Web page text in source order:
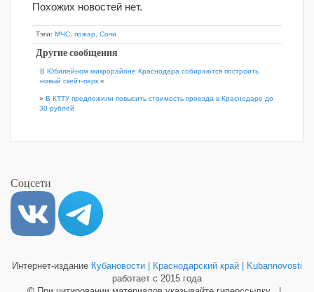
Похожих новостей нет.
Тэги: МЧС пожар Сочи
Другие сообщения
В Юбилейном микрорайоне Краснодара собираются построить
новый скейт-парк «
» В КТТУ предложили повысить стоимость проезда в Краснодаре до
30 рублей
Соцсети
Интернет-издание Кубановости | Краснодарский край | Kubannovosti
работает с 2015 года